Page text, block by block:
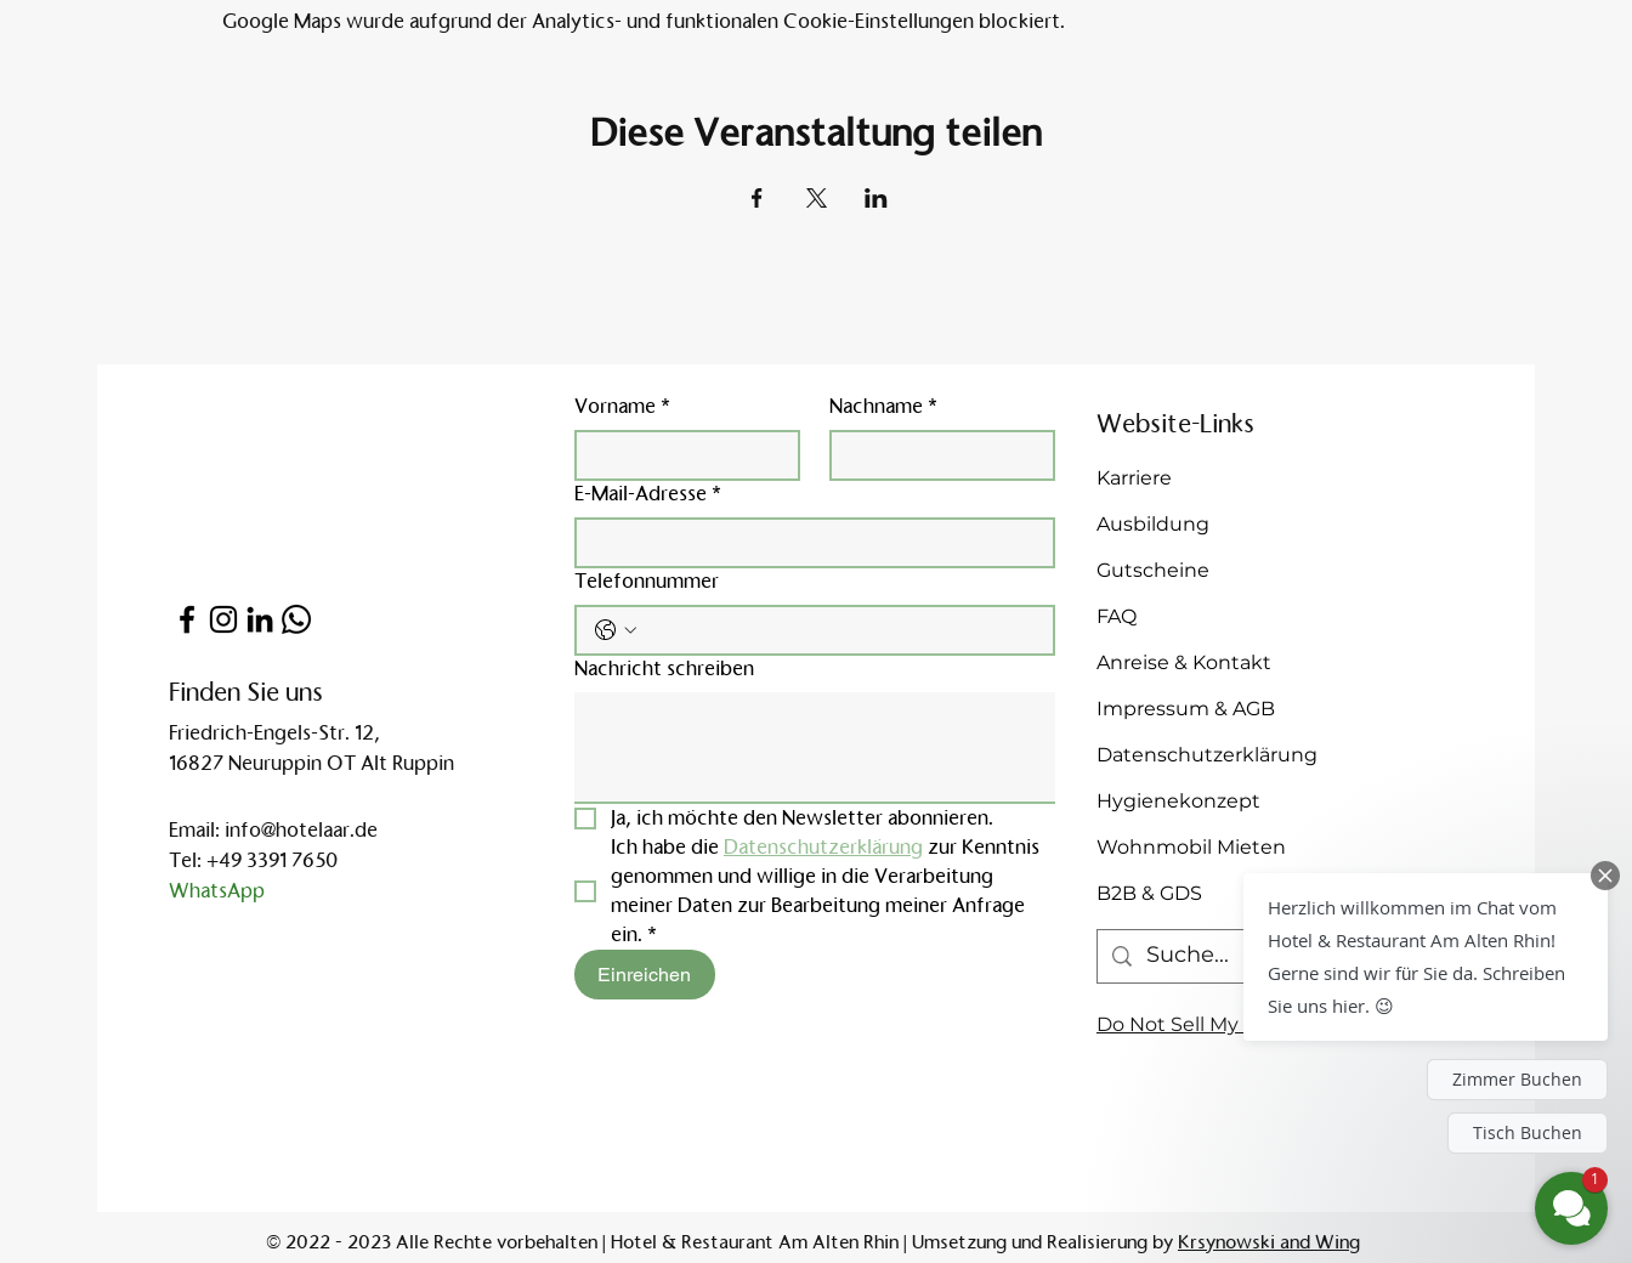
Google Maps wurde aufgrund der Analytics- und funktionalen Cookie-Einstellungen blockiert.
Diese Veranstaltung teilen
Finden Sie uns
Friedrich-Engels-Str. 12,
16827 Neuruppin OT Alt Ruppin
Email: info@hotelaar.de
Tel: +49 3391 7650
WhatsApp
Vorname * Nachname *
E-Mail-Adresse *
Telefonnummer
Nachricht schreiben
Ja, ich möchte den Newsletter abonnieren.
Ich habe die Datenschutzerklärung zur Kenntnis
genommen und willige in die Verarbeitung
meiner Daten zur Bearbeitung meiner Anfrage
ein. *
Einreichen
Website-Links
Karriere
Ausbildung
Gutscheine
FAQ
Anreise & Kontakt
Impressum & AGB
Datenschutzerklärung
Hygienekonzept
Wohnmobil Mieten
B2B & GDS
Do Not Sell My Personal Information
© 2022 - 2023 Alle Rechte vorbehalten | Hotel & Restaurant Am Alten Rhin | Umsetzung und Realisierung by Krsynowski and Wing
Herzlich willkommen im Chat vom
Hotel & Restaurant Am Alten Rhin!
Gerne sind wir für Sie da. Schreiben
Sie uns hier. 😉
Zimmer Buchen
Tisch Buchen
1